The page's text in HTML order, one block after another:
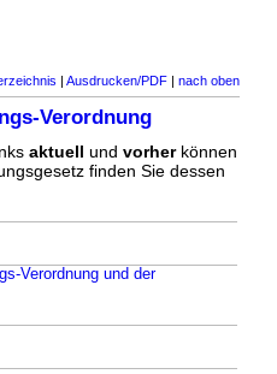
| Ausdrucken/PDF | nach oben
Verordnung
aktuell und vorherkönnen
finden Sie dessen
Verordnung und der